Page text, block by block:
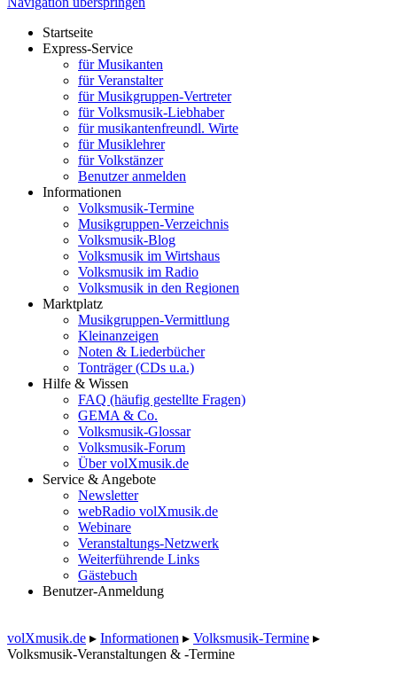
Startseite
Express-Service
für Musikanten
für Veranstalter
für Musikgruppen-Vertreter
für Volksmusik-Liebhaber
für musikantenfreundl. Wirte
für Musiklehrer
für Volkstänzer
Benutzer anmelden
Informationen
Volksmusik-Termine
Musikgruppen-Verzeichnis
Volksmusik-Blog
Volksmusik im Wirtshaus
Volksmusik im Radio
Volksmusik in den Regionen
Marktplatz
Musikgruppen-Vermittlung
Kleinanzeigen
Noten & Liederbücher
Tonträger (CDs u.a.)
Hilfe & Wissen
FAQ (häufig gestellte Fragen)
GEMA & Co.
Volksmusik-Glossar
Volksmusik-Forum
Über volXmusik.de
Service & Angebote
Newsletter
webRadio volXmusik.de
Webinare
Veranstaltungs-Netzwerk
Weiterführende Links
Gästebuch
Benutzer-Anmeldung
volXmusik.de ▸ Informationen ▸ Volksmusik-Termine ▸
Volksmusik-Veranstaltungen & -Termine